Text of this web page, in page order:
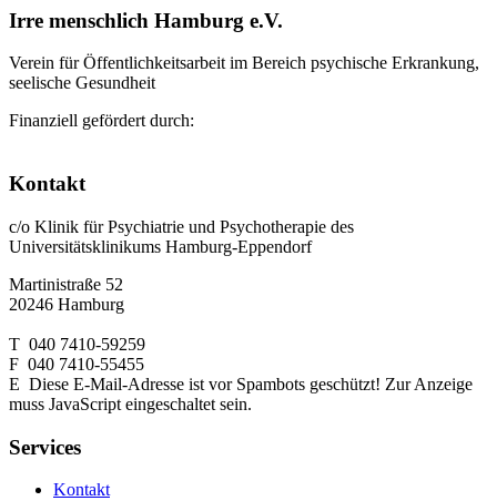
Irre menschlich Hamburg e.V.
Verein für Öffentlichkeitsarbeit im Bereich psychische Erkrankung,
seelische Gesundheit
Finanziell gefördert durch:
Kontakt
c/o Klinik für Psychiatrie und Psychotherapie des
Universitätsklinikums Hamburg-Eppendorf
Martinistraße 52
20246 Hamburg
T 040 7410-59259
F 040 7410-55455
E Diese E-Mail-Adresse ist vor Spambots geschützt! Zur Anzeige
muss JavaScript eingeschaltet sein.
Services
Kontakt